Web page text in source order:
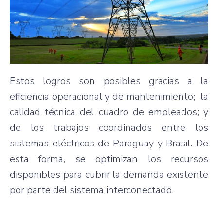
Estos logros son posibles gracias a la
eficiencia operacional y de mantenimiento; la
calidad técnica del cuadro de empleados; y
de los trabajos coordinados entre los
sistemas eléctricos de Paraguay y Brasil. De
esta forma, se optimizan los recursos
disponibles para cubrir la demanda existente
por parte del sistema interconectado.